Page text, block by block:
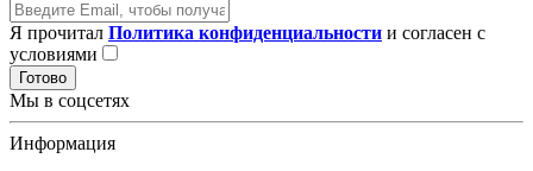
Я прочитал Политика конфиденциальности и согласен с
условиями
Готово
Мы в соцсетях
Информация